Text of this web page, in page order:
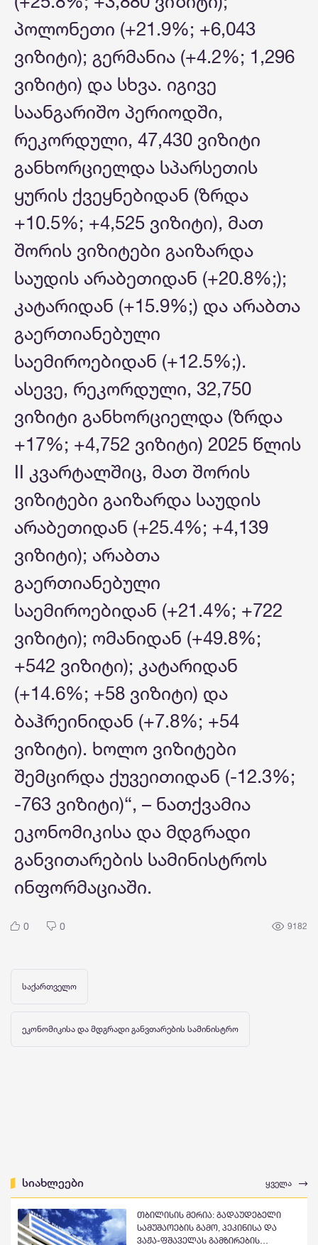
პოლონეთი (+21.9%; +6,043
ვიზიტი); გერმანია (+4.2%; 1,296
ვიზიტი) და სხვა. იგივე
საანგარიშო პერიოდში,
რეკორდული, 47,430 ვიზიტი
განხორციელდა სპარსეთის
ყურის ქვეყნებიდან (ზრდა
+10.5%; +4,525 ვიზიტი), მათ
შორის ვიზიტები გაიზარდა
საუდის არაბეთიდან (+20.8%;);
კატარიდან (+15.9%;) და არაბთა
გაერთიანებული
საემიროებიდან (+12.5%;).
ასევე, რეკორდული, 32,750
ვიზიტი განხორციელდა (ზრდა
+17%; +4,752 ვიზიტი) 2025 წლის
II კვარტალშიც, მათ შორის
ვიზიტები გაიზარდა საუდის
არაბეთიდან (+25.4%; +4,139
ვიზიტი); არაბთა
გაერთიანებული
საემიროებიდან (+21.4%; +722
ვიზიტი); ომანიდან (+49.8%;
+542 ვიზიტი); კატარიდან
(+14.6%; +58 ვიზიტი) და
ბაჰრეინიდან (+7.8%; +54
ვიზიტი). ხოლო ვიზიტები
შემცირდა ქუვეითიდან (-12.3%;
-763 ვიზიტი)“, – ნათქვამია
ეკონომიკისა და მდგრადი
განვითარების სამინისტროს
ინფორმაციაში.
0 0 9182
საქართველო
ეკონომიკისა და მდგრადი განვთარების სამინისტრო
სიახლეები ყველა
თბილისის მერია: გადაუდებელი
სამუშაოების გამო, პეკინისა და
ვაჟა-ფშაველას გამზირების